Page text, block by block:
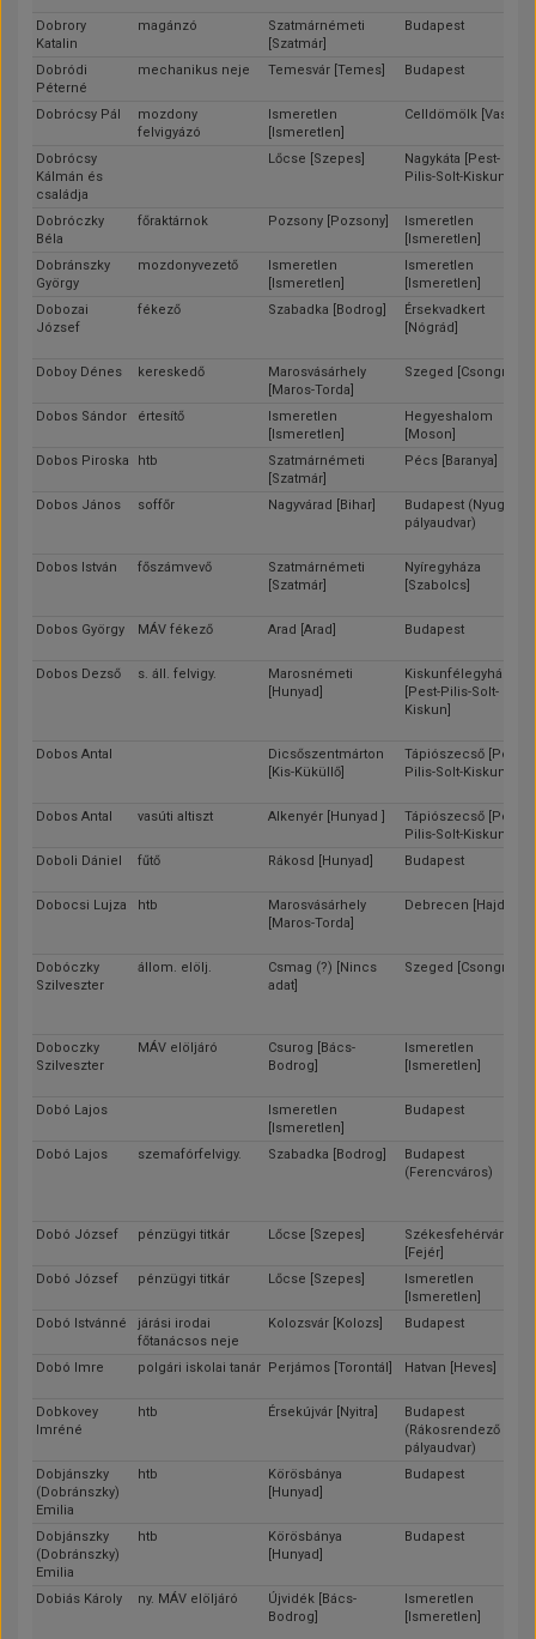
Dobrory
Katalin
magánzó
Szatmárnémeti
[Szatmár]
Budapest
Dobródi
Péterné
mechanikus neje Temesvár [Temes] Budapest
Dobrócsy Pál
mozdony
felvigyázó
Ismeretlen
[Ismeretlen]
Celldömölk [Vas]
Dobrócsy
Kálmán és
családja
Lőcse [Szepes]
Nagykáta [Pest-
Pilis-Solt-Kiskun]
Dobróczky
Béla
főraktárnok Pozsony [Pozsony]
Ismeretlen
[Ismeretlen]
Dobránszky
György
mozdonyvezető
Ismeretlen
[Ismeretlen]
Ismeretlen
[Ismeretlen]
Dobozai
József
fékező Szabadka [Bodrog]
Érsekvadkert
[Nógrád]
Doboy Dénes kereskedő
Marosvásárhely
[Maros-Torda]
Szeged [Csongrád]
Dobos Sándor értesítő
Ismeretlen
[Ismeretlen]
Hegyeshalom
[Moson]
Dobos Piroska htb
Szatmárnémeti
[Szatmár]
Pécs [Baranya]
Dobos János soffőr Nagyvárad [Bihar]
Budapest (Nyugati
pályaudvar)
Dobos István főszámvevő
Szatmárnémeti
[Szatmár]
Nyíregyháza
[Szabolcs]
Dobos György MÁV fékező Arad [Arad] Budapest
Dobos Dezső s. áll. felvigy.
Marosnémeti
[Hunyad]
Kiskunfélegyháza
[Pest-Pilis-Solt-
Kiskun]
Dobos Antal
Dicsőszentmárton
[Kis-Küküllő]
Tápiószecső [Pest-
Pilis-Solt-Kiskun]
Dobos Antal vasúti altiszt Alkenyér [Hunyad ]
Tápiószecső [Pest-
Pilis-Solt-Kiskun]
Doboli Dániel fűtő Rákosd [Hunyad] Budapest
Dobocsi Lujza htb
Marosvásárhely
[Maros-Torda]
Debrecen [Hajdú]
Dobóczky
Szilveszter
állom. elölj.
Csmag (?) [Nincs
adat]
Szeged [Csongrád]
Doboczky
Szilveszter
MÁV elöljáró
Csurog [Bács-
Bodrog]
Ismeretlen
[Ismeretlen]
Dobó Lajos
Ismeretlen
[Ismeretlen]
Budapest
Dobó Lajos
szemafórfelvigy. Szabadka [Bodrog]
Budapest
(Ferencváros)
Dobó József pénzügyi titkár Lőcse [Szepes]
Székesfehérvár
[Fejér]
Dobó József pénzügyi titkár Lőcse [Szepes]
Ismeretlen
[Ismeretlen]
Dobó Istvánné
járási irodai
főtanácsos neje
Kolozsvár [Kolozs] Budapest
Dobó Imre polgári iskolai tanár Perjámos [Torontál] Hatvan [Heves]
Dobkovey
Imréné
htb Érsekújvár [Nyitra]
Budapest
(Rákosrendező
pályaudvar)
Dobjánszky
(Dobránszky)
Emilia
htb
Körösbánya
[Hunyad]
Budapest
Dobjánszky
(Dobránszky)
Emilia
htb
Körösbánya
[Hunyad]
Budapest
Dobiás Károly ny. MÁV elöljáró
Újvidék [Bács-
Bodrog]
Ismeretlen
[Ismeretlen]